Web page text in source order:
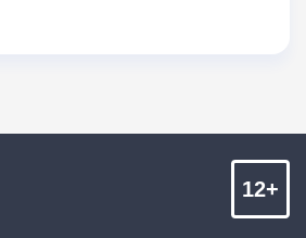
12+